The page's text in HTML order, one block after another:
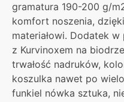
gramatura 190-200 g/
komfort noszenia,
materiałowi. Dodatek
z Kurvinoxem na
trwałość nadruków,
koszulka nawet po
funkiel nówka sztuka,